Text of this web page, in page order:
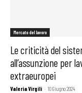
Mercato del lavoro
Le criticità del
all’assunzione per
extraeuropei
Valeria Virgili - 10 Giugno 2024